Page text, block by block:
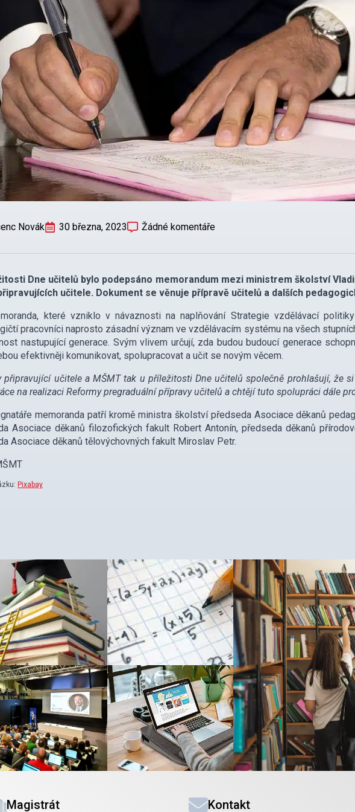
Novák 30 března, 2023 Žádné komentáře
Dne učitelů bylo podepsáno memorandum mezi ministrem školství
učitele. Dokument se věnuje přípravě učitelů a dalších
které vzniklo v návaznosti na naplňování Strategie vzdělávací
pracovníci naprosto zásadní význam ve vzdělávacím systému na všech
nastupující generace. Svým vlivem určují, zda budou budoucí generace
efektivněji komunikovat, spolupracovat a učit se novým věcem.
připravující učitele a MŠMT tak u příležitosti Dne učitelů společně prohlašují, že
na realizaci Reformy pregraduální přípravy učitelů a chtějí tuto spolupráci dále
memoranda patří kromě ministra školství předseda Asociace děkanů
Asociace děkanů filozofických fakult Robert Antonín, předseda děkanů
Asociace děkanů tělovýchovných fakult Miroslav Petr.
Pixabay
Magistrát Kontakt